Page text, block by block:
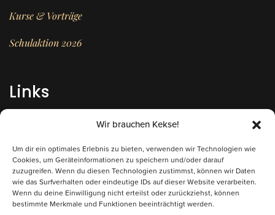
Wir brauchen Kekse!
Um dir ein optimales Erlebnis zu bieten, verwenden wir Technologien wie
Cookies, um Geräteinformationen zu speichern und/oder darauf
zuzugreifen. Wenn du diesen Technologien zustimmst, können wir Daten
wie das Surfverhalten oder eindeutige IDs auf dieser Website verarbeiten.
Wenn du deine Einwilligung nicht erteilst oder zurückziehst, können
bestimmte Merkmale und Funktionen beeinträchtigt werden.
Kurse & Vorträge
Schulaktion 2026
Links
Datenschutz
Kontakt/Anfrage